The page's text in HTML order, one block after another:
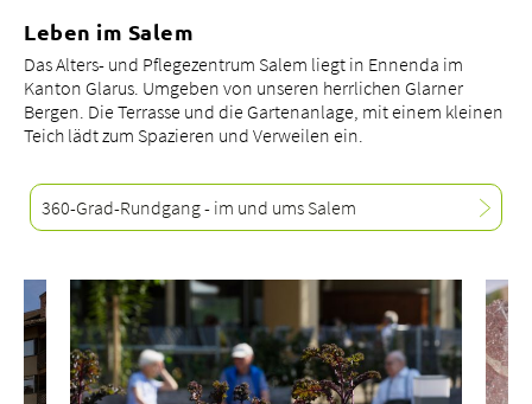
Leben im Salem
Das Alters- und Pflegezentrum Salem liegt in Ennenda im
Kanton Glarus. Umgeben von unseren herrlichen Glarner
Bergen. Die Terrasse und die Gartenanlage, mit einem kleinen
Teich lädt zum Spazieren und Verweilen ein.
360-Grad-Rundgang - im und ums Salem